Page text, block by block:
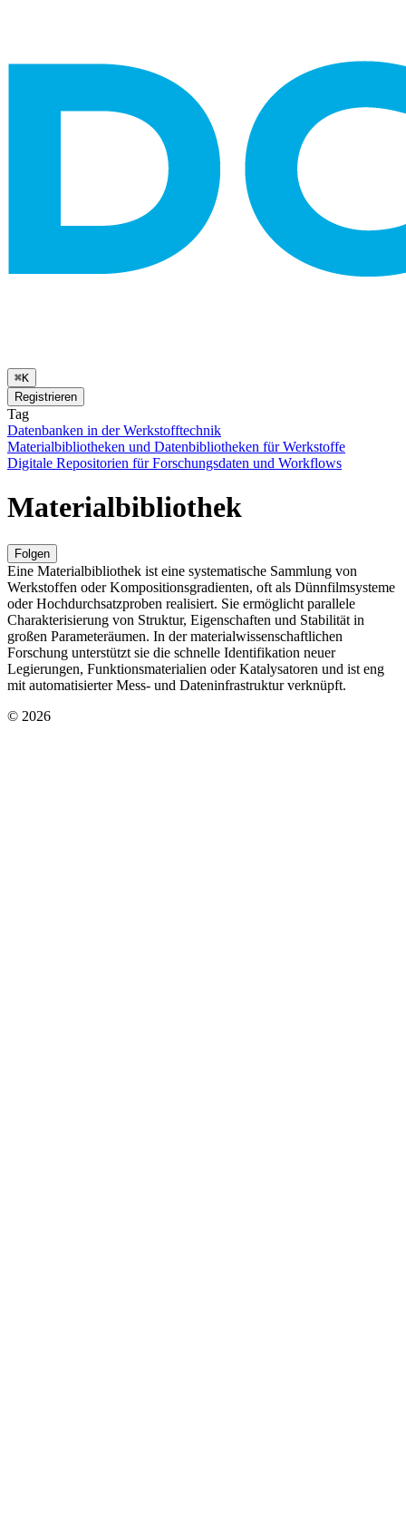
⌘K
Registrieren
Tag
Datenbanken in der Werkstofftechnik
Materialbibliotheken und Datenbibliotheken für Werkstoffe
Digitale Repositorien für Forschungsdaten und Workflows
Materialbibliothek
Folgen
Eine Materialbibliothek ist eine systematische Sammlung von
Werkstoffen oder Kompositionsgradienten, oft als Dünnfilmsysteme
oder Hochdurchsatzproben realisiert. Sie ermöglicht parallele
Charakterisierung von Struktur, Eigenschaften und Stabilität in
großen Parameteräumen. In der materialwissenschaftlichen
Forschung unterstützt sie die schnelle Identifikation neuer
Legierungen, Funktionsmaterialien oder Katalysatoren und ist eng
mit automatisierter Mess- und Dateninfrastruktur verknüpft.
© 2026